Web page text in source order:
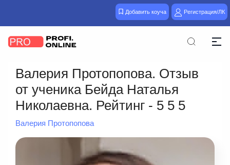
Добавить коуча Регистрация/ЛК
Валерия Протопопова. Отзыв
от ученика Бейда Наталья
Николаевна. Рейтинг - 5 5 5
Валерия Протопопова